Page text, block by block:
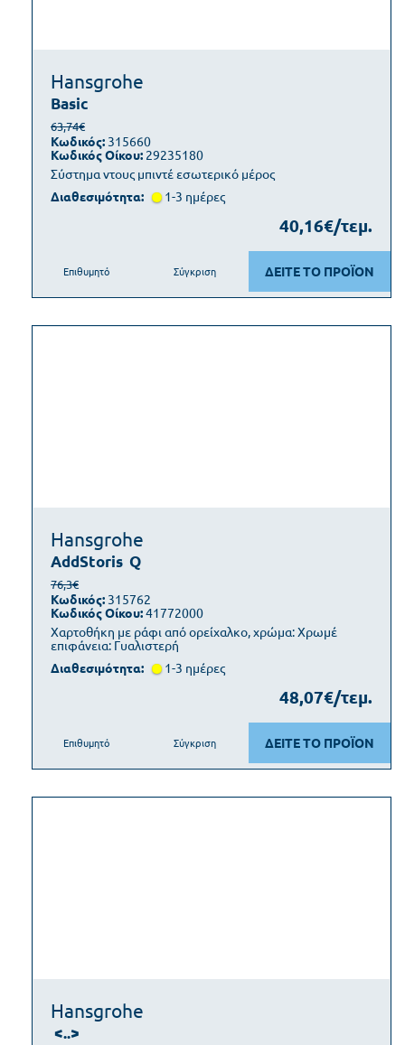
Hansgrohe
Basic
Σύστημα ντους μπιντέ εσωτερικό μέρος
63,74€
Κωδικός: 315660
Κωδικός Οίκου: 29235180
Διαθεσιμότητα: 1-3 ημέρες
40,16€/τεμ.
ΔΕΙΤΕ ΤΟ ΠΡΟΪΟΝ
Επιθυμητό Σύγκριση
Hansgrohe
AddStoris Q
Χαρτοθήκη με ράφι από ορείχαλκο, χρώμα: Χρωμέ
επιφάνεια: Γυαλιστερή
76,3€
Κωδικός: 315762
Κωδικός Οίκου:41772000
Διαθεσιμότητα: 1-3 ημέρες
48,07€/τεμ.
ΔΕΙΤΕ ΤΟ ΠΡΟΪΟΝ
Επιθυμητό Σύγκριση
Hansgrohe
<..>